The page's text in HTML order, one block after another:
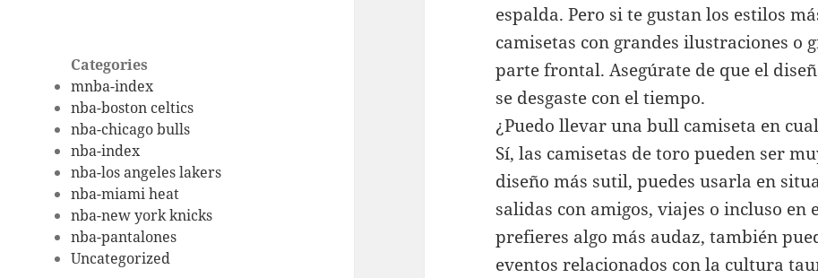
Categories
mnba-index
nba-boston celtics
nba-chicago bulls
nba-index
nba-los angeles lakers
nba-miami heat
nba-new york knicks
nba-pantalones
Uncategorized
espalda. Pero si te gustan los estilos
camisetas con grandes ilustraciones o
parte frontal. Asegúrate de que el
se desgaste con el tiempo.
¿Puedo llevar una bull camiseta en
Sí, las camisetas de toro pueden ser
diseño más sutil, puedes usarla en
salidas con amigos, viajes o incluso en
prefieres algo más audaz, también
eventos relacionados con la cultura